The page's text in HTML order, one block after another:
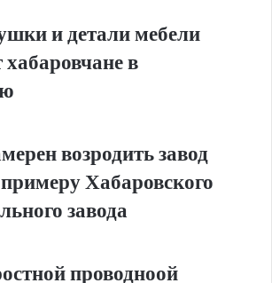
и детали мебели
в
возродить завод
Хабаровского
завода
проводноой